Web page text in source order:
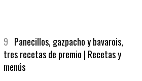
9 Panecillos, gazpacho y bavarois,
tres recetas de premio | Recetas y
menús